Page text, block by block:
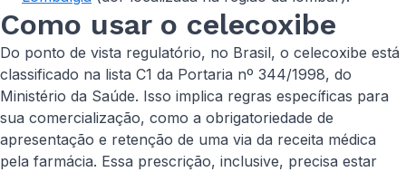
Como usar o celecoxibe
Do ponto de vista regulatório, no Brasil, o celecoxibe está
classificado na lista C1 da Portaria nº 344/1998, do
Ministério da Saúde. Isso implica regras específicas para
sua comercialização, como a obrigatoriedade de
apresentação e retenção de uma via da receita médica
pela farmácia. Essa prescrição, inclusive, precisa estar